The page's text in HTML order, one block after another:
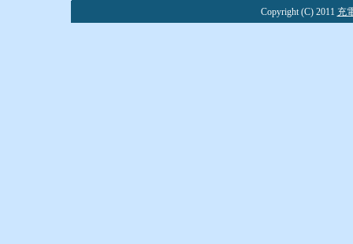
Copyright (C) 2011 充